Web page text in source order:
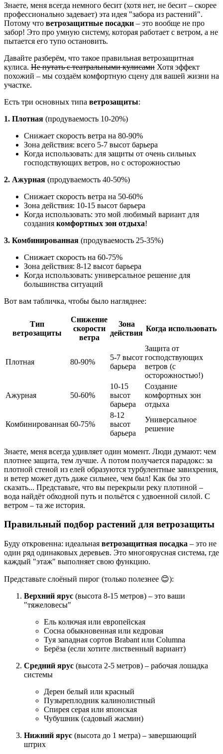
Знаете, меня всегда немного бесит (хотя нет, не бесит – скорее
профессионально задевает) эта идея "забора из растений".
Потому что ветрозащитные посадки – это вообще не про
забор! Это про умную систему, которая работает с ветром, а не
пытается его тупо остановить.
Давайте разберём, что такое правильная ветрозащитная
кулиса. Не путать с театральными кулисами Хотя эффект
похожий – мы создаём комфортную сцену для вашей жизни на
участке.
Есть три основных типа ветрозащиты:
1. Плотная (продуваемость 10-20%)
Снижает скорость ветра на 80-90%
Зона действия: всего 5-7 высот барьера
Когда использовать: для защиты от очень сильных
господствующих ветров, но с осторожностью
2. Ажурная (продуваемость 40-50%)
Снижает скорость ветра на 50-60%
Зона действия: 10-15 высот барьера
Когда использовать: это мой любимый вариант для
создания комфортных зон отдыха!
3. Комбинированная (продуваемость 25-35%)
Снижает скорость на 60-75%
Зона действия: 8-12 высот барьера
Когда использовать: универсальное решение для
большинства ситуаций
Вот вам табличка, чтобы было нагляднее:
Тип
ветрозащиты
Снижение
скорости
ветра
Зона
действия
Когда использовать
Плотная 80-90%
5-7 высот
барьера
Защита от
господствующих
ветров (с
осторожностью!)
Ажурная 50-60%
10-15
высот
барьера
Создание
комфортных зон
отдыха
Комбинированная 60-75%
8-12
высот
барьера
Универсальное
решение
Знаете, меня всегда удивляет один момент. Люди думают: чем
плотнее защита, тем лучше. А потом получается парадокс: за
плотной стеной из елей образуются турбулентные завихрения,
и ветер может дуть даже сильнее, чем был! Как бы это
сказать... Представьте, что вы перекрыли реку плотиной –
вода найдёт обходной путь и польётся с удвоенной силой. С
ветром – та же история.
Правильный подбор растений для ветрозащиты
Буду откровенна: идеальная ветрозащитная посадка – это не
один ряд одинаковых деревьев. Это многоярусная система, где
каждый "этаж" выполняет свою функцию.
Представьте слоёный пирог (только полезнее 😊):
Верхний ярус (высота 8-15 метров) – это ваши
"тяжеловесы"
Ель колючая или европейская
Сосна обыкновенная или кедровая
Туя западная сортов Brabant или Columna
Берёза (если хотите лиственный вариант)
Средний ярус (высота 2-5 метров) – рабочая лошадка
системы
Дерен белый или красный
Пузыреплодник калинолистный
Спирея серая или японская
Чубушник (садовый жасмин)
Нижний ярус (высота до 1 метра) – завершающий
штрих